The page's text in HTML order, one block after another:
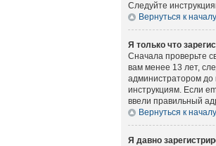
Следуйте
Вернуться к началу
Я только что
Сначала проверьте
вам менее 13 лет,
администратором до
инструкциям. Если
ввели правильный
Вернуться к началу
Я давно